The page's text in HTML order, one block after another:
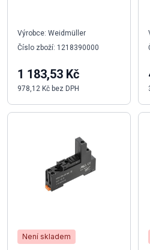
Výrobce: Weidmüller
Číslo zboží: 1218390000
1 183,53 Kč
978,12 Kč bez DPH
Není skladem